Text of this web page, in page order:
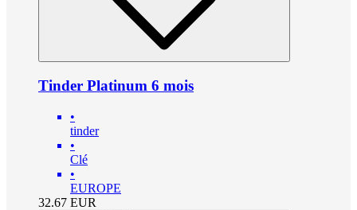
Tinder Platinum 6 mois
•
tinder
•
Clé
•
EUROPE
32.67 EUR